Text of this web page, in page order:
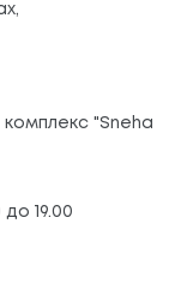
"Sneha
19.00